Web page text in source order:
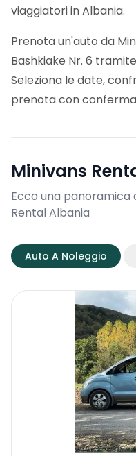
viaggiatori in Albania.
Prenota un'auto da
Bashkiake Nr. 6
Seleziona le date,
prenota con
Minivans
Ecco una panoramica
Rental Albania
Auto A Noleggio